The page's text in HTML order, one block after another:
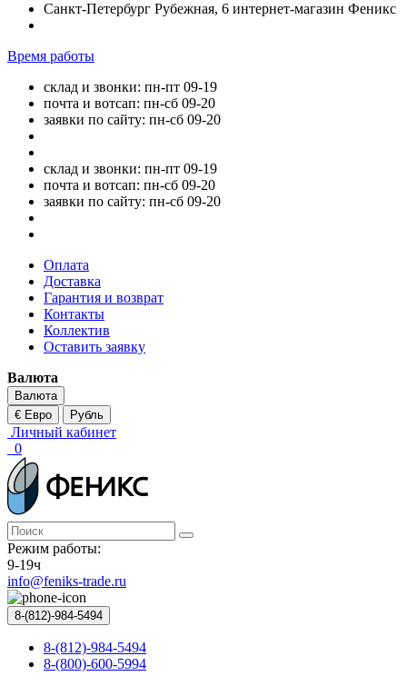
Санкт-Петербург Рубежная, 6 интернет-магазин Феникс
Время работы
склад и звонки: пн-пт 09-19
почта и вотсап: пн-сб 09-20
заявки по сайту: пн-сб 09-20
склад и звонки: пн-пт 09-19
почта и вотсап: пн-сб 09-20
заявки по сайту: пн-сб 09-20
Оплата
Доставка
Гарантия и возврат
Контакты
Коллектив
Оставить заявку
Валюта
Валюта
€ Евро
Рубль
Личный кабинет
0
Режим работы:
9-19ч
info@feniks-trade.ru
8-(812)-984-5494
8-(812)-984-5494
8-(800)-600-5994